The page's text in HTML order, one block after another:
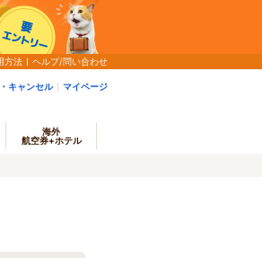
方法 ヘルプ/問い合わせ
キャンセル マイページ
海外
航空券+ホテル